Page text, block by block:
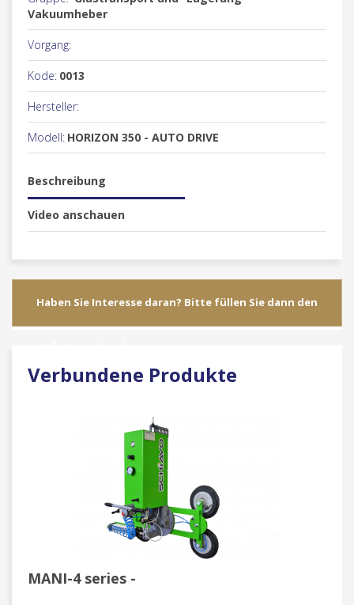
Vakuumheber
Vorgang:
Kode: 0013
Hersteller:
Modell: HORIZON 350 - AUTO DRIVE
Beschreibung
Video anschauen
Haben Sie Interesse daran? Bitte füllen Sie dann den
Verbundene Produkte
MANI-4 series -